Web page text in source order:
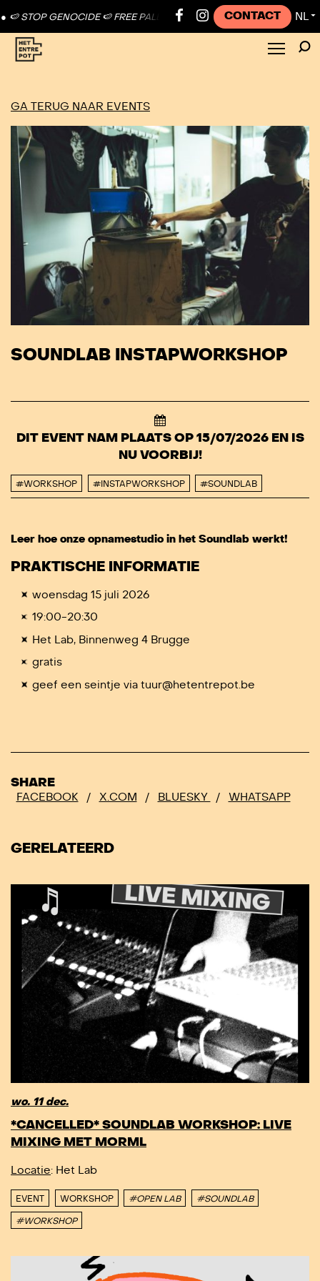
STOP GENOCIDE 🍉 FREE PALESTINE ● 🍉 STOP GENOCIDE 🍉 FREE
CONTACT NL ▼
GA TERUG NAAR EVENTS
SOUNDLAB INSTAPWORKSHOP
DIT EVENT NAM PLAATS OP 15/07/2026 EN IS
NU VOORBIJ!
#WORKSHOP #INSTAPWORKSHOP #SOUNDLAB
Leer hoe onze opnamestudio in het Soundlab werkt!
PRAKTISCHE INFORMATIE
woensdag 15 juli 2026
19:00-20:30
Het Lab, Binnenweg 4 Brugge
gratis
geef een seintje via tuur@hetentrepot.be
SHARE
FACEBOOK / X.COM / BLUESKY / WHATSAPP
GERELATEERD
wo. 11 dec.
*CANCELLED* SOUNDLAB WORKSHOP: LIVE
MIXING MET MORML
Locatie: Het Lab
EVENT WORKSHOP #OPEN LAB #SOUNDLAB
#WORKSHOP